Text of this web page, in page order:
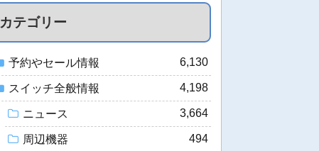
カテゴリー
予約やセール情報 6,130
スイッチ全般情報 4,198
ニュース 3,664
周辺機器 494